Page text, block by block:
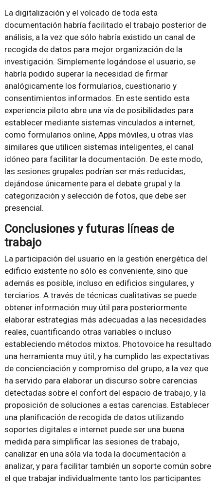
La digitalización y el volcado de toda esta
documentación habría facilitado el trabajo posterior de
análisis, a la vez que sólo habría existido un canal de
recogida de datos para mejor organización de la
investigación. Simplemente logándose el usuario, se
habría podido superar la necesidad de firmar
analógicamente los formularios, cuestionario y
consentimientos informados. En este sentido esta
experiencia piloto abre una vía de posibilidades para
establecer mediante sistemas vinculados a internet,
como formularios online, Apps móviles, u otras vías
similares que utilicen sistemas inteligentes, el canal
idóneo para facilitar la documentación. De este modo,
las sesiones grupales podrían ser más reducidas,
dejándose únicamente para el debate grupal y la
categorización y selección de fotos, que debe ser
presencial.
Conclusiones y futuras líneas de
trabajo
La participación del usuario en la gestión energética del
edificio existente no sólo es conveniente, sino que
además es posible, incluso en edificios singulares, y
terciarios. A través de técnicas cualitativas se puede
obtener información muy útil para posteriormente
elaborar estrategias más adecuadas a las necesidades
reales, cuantificando otras variables o incluso
estableciendo métodos mixtos. Photovoice ha resultado
una herramienta muy útil, y ha cumplido las expectativas
de concienciación y compromiso del grupo, a la vez que
ha servido para elaborar un discurso sobre carencias
detectadas sobre el confort del espacio de trabajo, y la
proposición de soluciones a estas carencias. Establecer
una planificación de recogida de datos utilizando
soportes digitales e internet puede ser una buena
medida para simplificar las sesiones de trabajo,
canalizar en una sóla vía toda la documentación a
analizar, y para facilitar también un soporte común sobre
el que trabajar individualmente tanto los participantes